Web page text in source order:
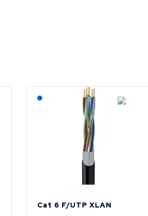
Lagerført: NEK Kabel
Cat 6 F/UTP XLAN